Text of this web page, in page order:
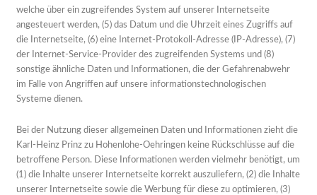
welche über ein zugreifendes System auf unserer Internetseite
angesteuert werden, (5) das Datum und die Uhrzeit eines Zugriffs auf
die Internetseite, (6) eine Internet-Protokoll-Adresse (IP-Adresse), (7)
der Internet-Service-Provider des zugreifenden Systems und (8)
sonstige ähnliche Daten und Informationen, die der Gefahrenabwehr
im Falle von Angriffen auf unsere informationstechnologischen
Systeme dienen.
Bei der Nutzung dieser allgemeinen Daten und Informationen zieht die
Karl-Heinz Prinz zu Hohenlohe-Oehringen keine Rückschlüsse auf die
betroffene Person. Diese Informationen werden vielmehr benötigt, um
(1) die Inhalte unserer Internetseite korrekt auszuliefern, (2) die Inhalte
unserer Internetseite sowie die Werbung für diese zu optimieren, (3)